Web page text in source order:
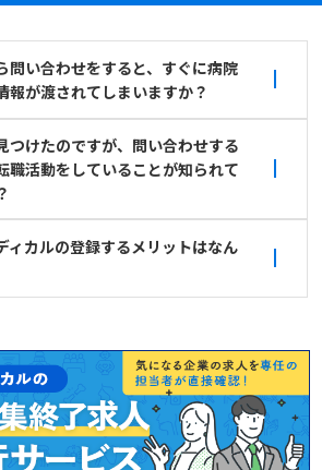
問い合わせをすると、すぐに病院
報が渡されてしまいますか？
つけたのですが、問い合わせする
職活動をしていることが知られて
ィカルの登録するメリットはなん